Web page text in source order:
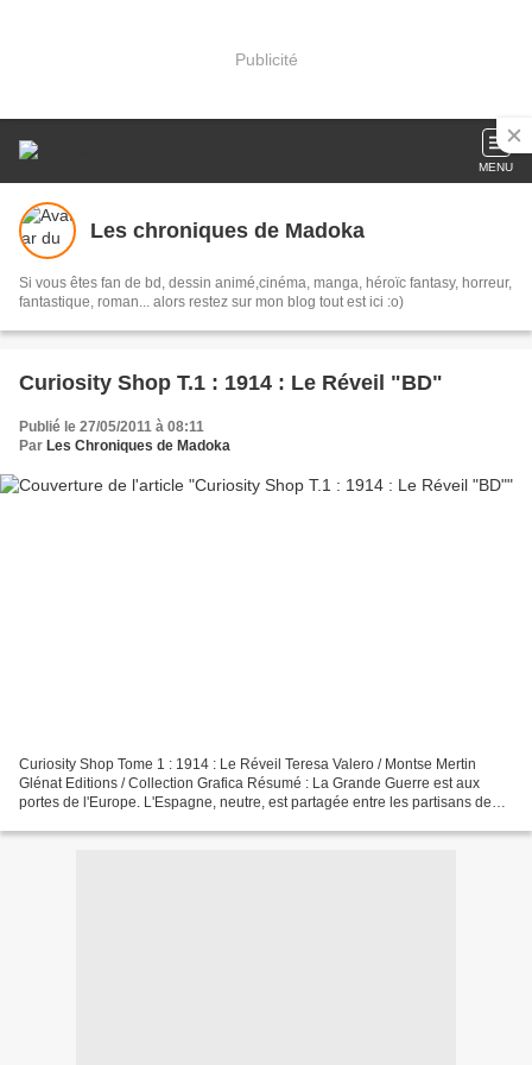
Publicité
MENU
Les chroniques de Madoka
Si vous êtes fan de bd, dessin animé,cinéma, manga, héroïc fantasy, horreur,
fantastique, roman... alors restez sur mon blog tout est ici :o)
Curiosity Shop T.1 : 1914 : Le Réveil "BD"
Publié le 27/05/2011 à 08:11
Par Les Chroniques de Madoka
Curiosity Shop Tome 1 : 1914 : Le Réveil Teresa Valero / Montse Mertin
Glénat Editions / Collection Grafica Résumé : La Grande Guerre est aux
portes de l'Europe. L'Espagne, neutre, est partagée entre les partisans de